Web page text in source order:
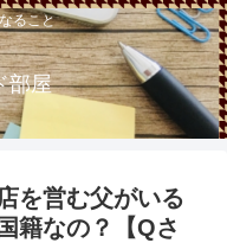
ること
部屋
を営む父がいる
籍なの？【Qさ